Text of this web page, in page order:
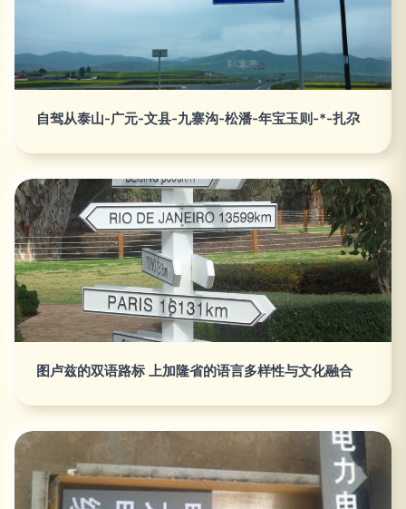
自驾从泰山-广元-文县-九寨沟-松潘-年宝玉则-*-扎尕
图卢兹的双语路标 上加隆省的语言多样性与文化融合